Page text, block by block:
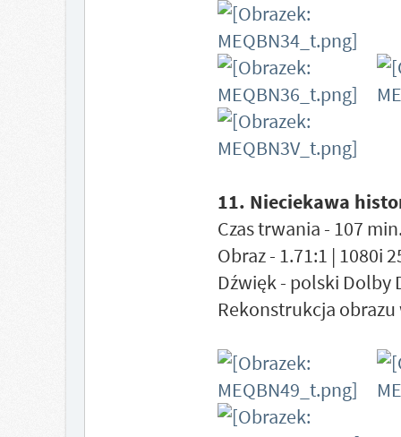
11. Nieciekawa
Czas trwania - 107
Obraz - 1.71:1 | 1080i
Dźwięk - polski Dolby
Rekonstrukcja obrazu